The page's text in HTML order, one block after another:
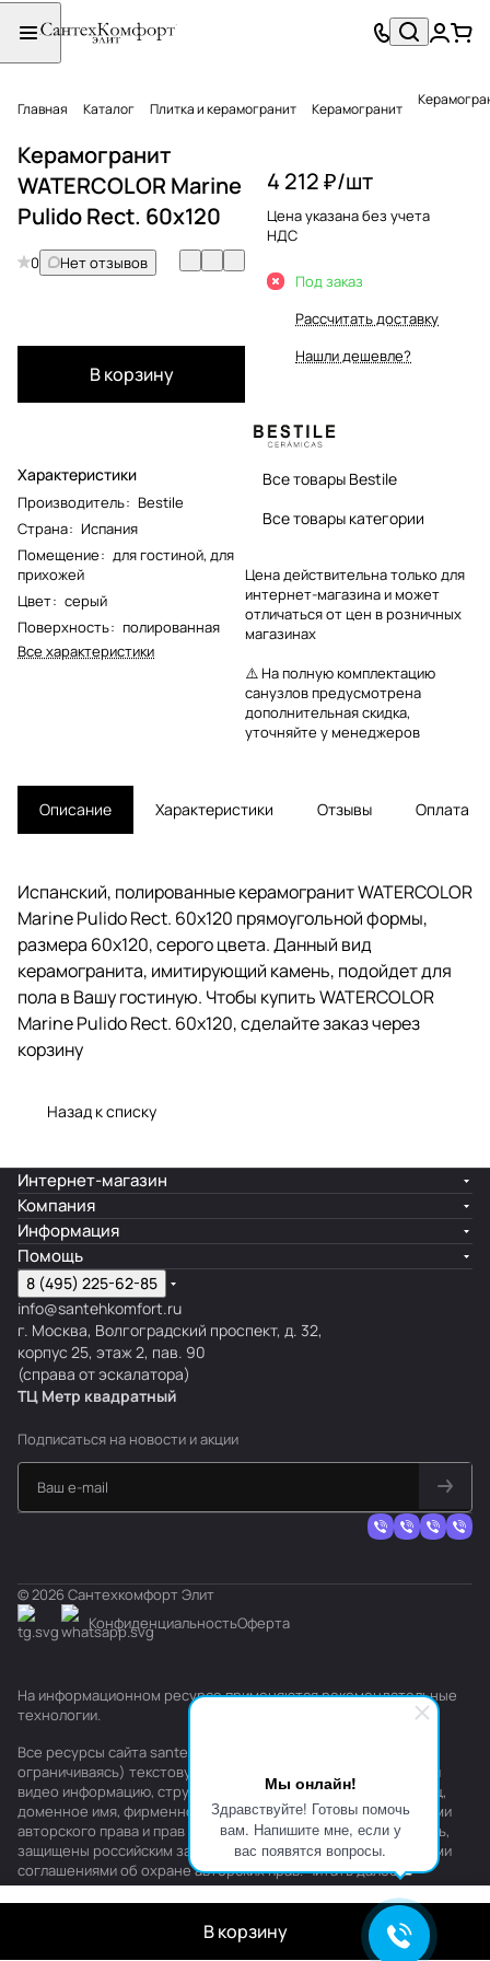
Мы онлайн!
Здравствуйте! Готовы помочь
вам. Напишите мне, если у
вас появятся вопросы.
Главная Каталог Плитка и керамогранит Керамогранит
Керамогранит
WATERCOLOR Marine
Pulido Rect. 60x120
0 Нет отзывов
В корзину
Характеристики
Производитель: Bestile
Страна: Испания
Помещение: для гостиной, для
прихожей
Цвет: серый
Поверхность: полированная
Все характеристики
4 212 ₽/шт
Цена указана без учета
НДС
Под заказ
Рассчитать доставку
Нашли дешевле?
Все товары Bestile
Все товары категории
Цена действительна только для
интернет-магазина и может
отличаться от цен в розничных
магазинах
⚠️ На полную комплектацию
санузлов предусмотрена
дополнительная скидка,
уточняйте у менеджеров
Описание Характеристики Отзывы Оплата
Испанский, полированные керамогранит WATERCOLOR
Marine Pulido Rect. 60x120 прямоугольной формы,
размера 60x120, серого цвета. Данный вид
керамогранита, имитирующий камень, подойдет для
пола в Вашу гостиную. Чтобы купить WATERCOLOR
Marine Pulido Rect. 60x120, сделайте заказ через
корзину
Назад к списку
В корзину
Интернет-магазин
Компания
Информация
Помощь
8 (495) 225-62-85
info@santehkomfort.ru
г. Москва, Волгоградский проспект, д. 32,
корпус 25, этаж 2, пав. 90
(справа от эскалатора)
ТЦ Метр квадратный
Подписаться на новости и акции
© 2026 Сантехкомфорт Элит
КонфиденциальностьОферта
На информационном ресурсе применяютсярекомендательные
технологии.
Все ресурсы сайта santehkomfort.ru, включая (но не
ограничиваясь) текстовую, графическую, фотографическую и
видео информацию, структуру, дизайн и оформление страниц,
доменное имя, фирменное наименование являются объектами
авторского права и прав на интеллектуальную собственность,
защищены российским законодательством и международными
соглашениями об охране авторских прав.Читать далее